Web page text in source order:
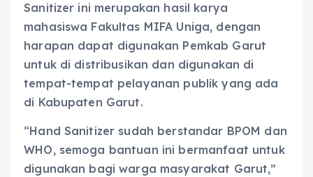
Sanitizer ini merupakan hasil karya
mahasiswa Fakultas MIFA Uniga, dengan
harapan dapat digunakan Pemkab Garut
untuk di distribusikan dan digunakan di
tempat-tempat pelayanan publik yang ada
di Kabupaten Garut.
“Hand Sanitizer sudah berstandar BPOM dan
WHO, semoga bantuan ini bermanfaat untuk
digunakan bagi warga masyarakat Garut,”